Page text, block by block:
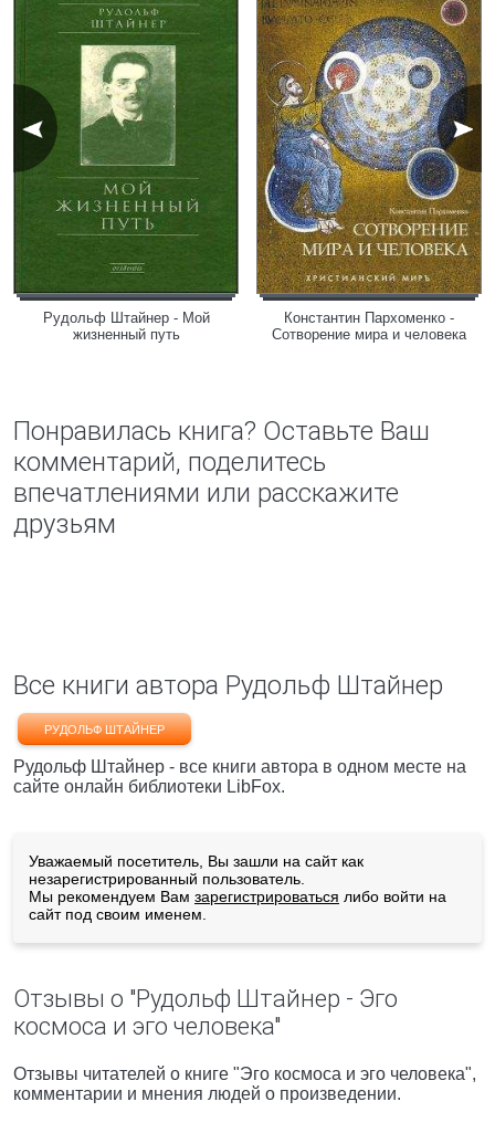
Рудольф Штайнер - Мой
жизненный путь
Константин Пархоменко -
Сотворение мира и человека
Понравилась книга? Оставьте Ваш
комментарий, поделитесь
впечатлениями или расскажите
друзьям
Все книги автора Рудольф Штайнер
РУДОЛЬФ ШТАЙНЕР
Рудольф Штайнер - все книги автора в одном месте на
сайте онлайн библиотеки LibFox.
Уважаемый посетитель, Вы зашли на сайт как
незарегистрированный пользователь.
Мы рекомендуем Вам зарегистрироваться либо войти на
сайт под своим именем.
Отзывы о "Рудольф Штайнер - Эго
космоса и эго человека"
Отзывы читателей о книге "Эго космоса и эго человека",
комментарии и мнения людей о произведении.